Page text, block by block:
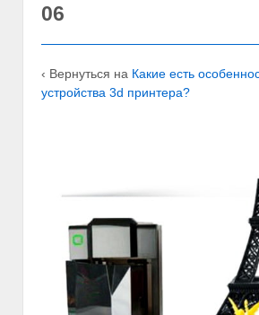
06
‹ Вернуться на Какие есть
устройства 3d принтера?